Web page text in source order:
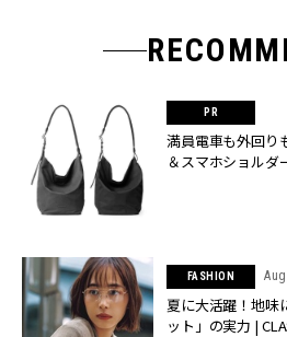
満員電車も外回り
＆スマホショルダ
FASHION
夏に大活躍！地味
ット」の実力 |